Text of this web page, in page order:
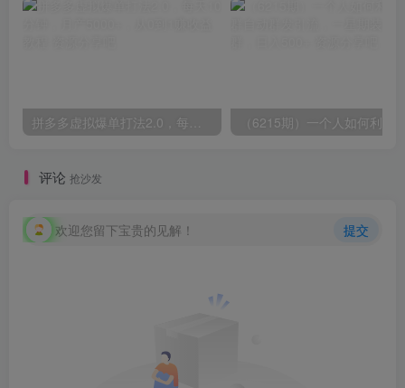
拼多多虚拟爆单打法2.0，每天10分钟，月产5000+，从0到1赚收益教程
评论 抢沙发
欢迎您留下宝贵的见解！ 提交